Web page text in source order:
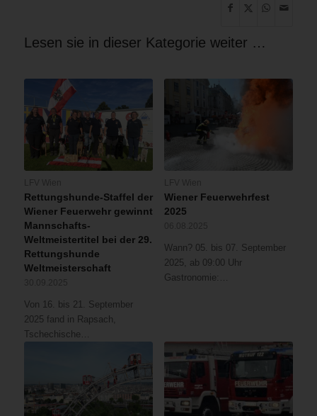
Lesen sie in dieser Kategorie weiter …
Rettungshunde-Staffel der
Wiener Feuerwehr gewinnt
Mannschafts-
Weltmeistertitel bei der 29.
Rettungshunde
Weltmeisterschaft
Von 16. bis 21. September
2025 fand in Rapsach,
Tschechische…
Wiener Feuerwehrfest
2025
Wann? 05. bis 07. September
2025, ab 09:00 Uhr
Gastronomie:…